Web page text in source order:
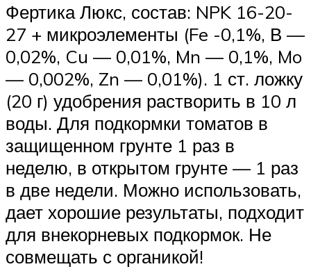
Фертика Люкс, состав: NPK 16-20-
27 + микроэлементы (Fe -0,1%, В —
0,02%, Cu — 0,01%, Mn — 0,1%, Mo
— 0,002%, Zn — 0,01%). 1 ст. ложку
(20 г) удобрения растворить в 10 л
воды. Для подкормки томатов в
защищенном грунте 1 раз в
неделю, в открытом грунте — 1 раз
в две недели. Можно использовать,
дает хорошие результаты, подходит
для внекорневых подкормок. Не
совмещать с органикой!